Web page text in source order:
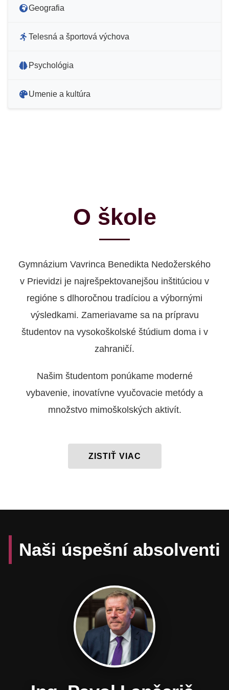
Geografia
Telesná a športová výchova
Psychológia
Umenie a kultúra
O škole
Gymnázium Vavrinca Benedikta Nedožerského
v Prievidzi je najrešpektovanejšou inštitúciou v
regióne s dlhoročnou tradíciou a výbornými
výsledkami. Zameriavame sa na prípravu
študentov na vysokoškolské štúdium doma i v
zahraničí.
Našim študentom ponúkame moderné
vybavenie, inovatívne vyučovacie metódy a
množstvo mimoškolských aktivít.
ZISTIŤ VIAC
Naši úspešní absolventi